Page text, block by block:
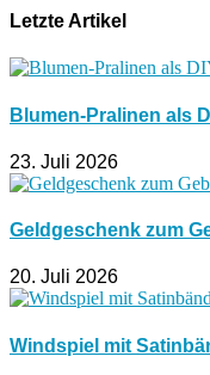
Letzte Artikel
Blumen-Pralinen als
23. Juli 2026
Geldgeschenk zum
20. Juli 2026
Windspiel mit